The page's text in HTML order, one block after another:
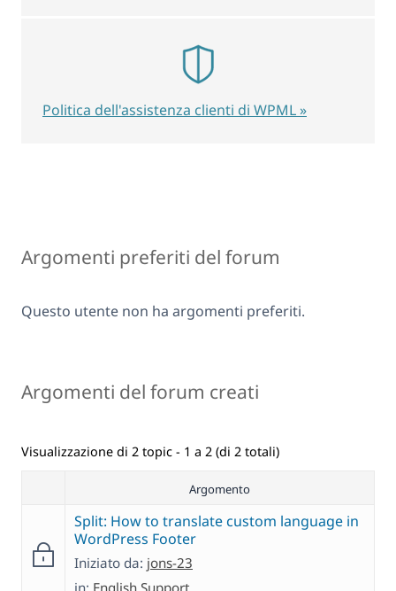
Argomenti preferiti del forum
Questo utente non ha argomenti preferiti.
Argomenti del forum creati
Visualizzazione di 2 topic - 1 a 2 (di 2 totali)
Argomento
Split: How to translate custom language in
WordPress Footer
Iniziato da: jons-23
Politica dell'assistenza clienti di WPML »